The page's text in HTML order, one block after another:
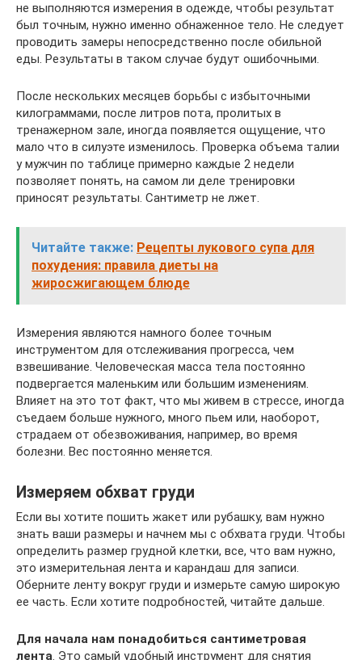
не выполняются измерения в одежде, чтобы результат
был точным, нужно именно обнаженное тело. Не следует
проводить замеры непосредственно после обильной
еды. Результаты в таком случае будут ошибочными.
После нескольких месяцев борьбы с избыточными
килограммами, после литров пота, пролитых в
тренажерном зале, иногда появляется ощущение, что
мало что в силуэте изменилось. Проверка объема талии
у мужчин по таблице примерно каждые 2 недели
позволяет понять, на самом ли деле тренировки
приносят результаты. Сантиметр не лжет.
Читайте также: Рецепты лукового супа для
похудения: правила диеты на
жиросжигающем блюде
Измерения являются намного более точным
инструментом для отслеживания прогресса, чем
взвешивание. Человеческая масса тела постоянно
подвергается маленьким или большим изменениям.
Влияет на это тот факт, что мы живем в стрессе, иногда
съедаем больше нужного, много пьем или, наоборот,
страдаем от обезвоживания, например, во время
болезни. Вес постоянно меняется.
Измеряем обхват груди
Если вы хотите пошить жакет или рубашку, вам нужно
знать ваши размеры и начнем мы с обхвата груди. Чтобы
определить размер грудной клетки, все, что вам нужно,
это измерительная лента и карандаш для записи.
Оберните ленту вокруг груди и измерьте самую широкую
ее часть. Если хотите подробностей, читайте дальше.
Для начала нам понадобиться сантиметровая
лента. Это самый удобный инструмент для снятия